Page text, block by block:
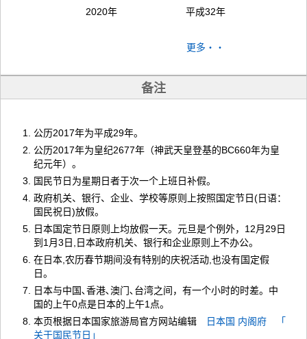
2020年
平成32年
更多・・
备注
公历2017年为平成29年。
公历2017年为皇纪2677年（神武天皇登基的BC660年为皇
纪元年）。
国民节日为星期日者于次一个上班日补假。
政府机关、银行、企业、学校等原则上按照国定节日(日语：
国民祝日)放假。
日本国定节日原则上均放假一天。元旦是个例外，12月29日
到1月3日,日本政府机关、银行和企业原则上不办公。
在日本,农历春节期间没有特别的庆祝活动,也没有国定假
日。
日本与中国､香港､澳门､台湾之间，有一个小时的时差。中
国的上午0点是日本的上午1点。
本页根据日本国家旅游局官方网站编辑
日本国 内阁府 「
关于国民节日」